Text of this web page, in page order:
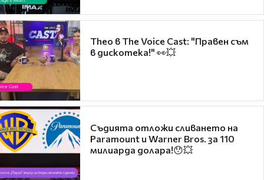
Theo в The Voice Cast: "Правен съм
в дискотека!" 👀💥
Съдията отложи сливането на
Paramount и Warner Bros. за 110
милиарда долара!😯💥